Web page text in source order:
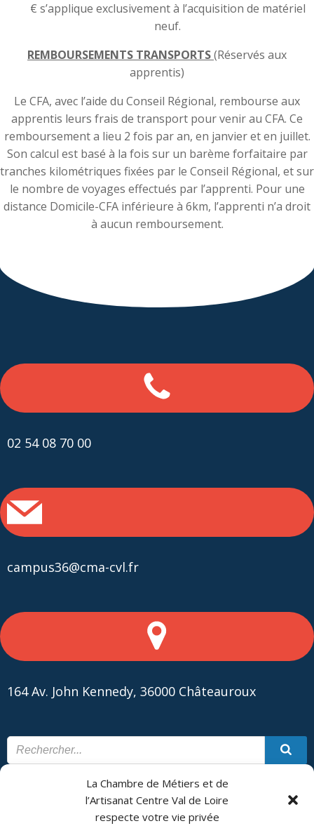
La Chambre de Métiers et de
l’Artisanat Centre Val de Loire
respecte votre vie privée
€ s’applique exclusivement à l’acquisition de matériel
neuf.
REMBOURSEMENTS TRANSPORTS(Réservés aux
apprentis)
Le CFA, avec l’aide du Conseil Régional, rembourse aux
apprentis leurs frais de transport pour venir au CFA. Ce
remboursement a lieu 2 fois par an, en janvier et en juillet.
Son calcul est basé à la fois sur un barème forfaitaire par
tranches kilométriques fixées par le Conseil Régional, et sur
le nombre de voyages effectués par l’apprenti. Pour une
distance Domicile-CFA inférieure à 6km, l’apprenti n’a droit
à aucun remboursement.
02 54 08 70 00
campus36@cma-cvl.fr
164 Av. John Kennedy, 36000 Châteauroux
CONTACT PLAN DU SITE
CMA Formation - Châteauroux est géré par la Chambre de